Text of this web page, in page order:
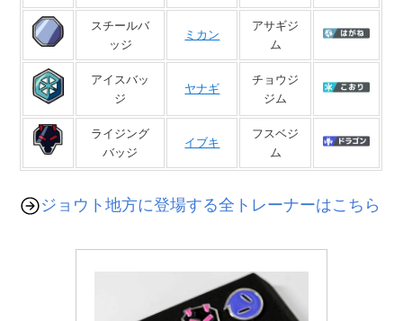
スチールバ
ッジ
ミカン
アサギジ
ム
アイスバッ
ジ
ヤナギ
チョウジ
ジム
ライジング
バッジ
イブキ
フスベジ
ム
ジョウト地方に登場する全トレーナーはこちら